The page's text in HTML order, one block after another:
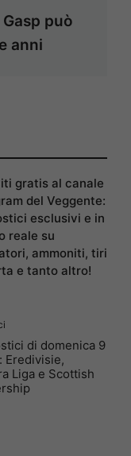
può
anni
gratis al canale
del Veggente:
esclusivi e in
reale su
ammoniti, tiri
e tanto altro!
di domenica 9
Eredivisie,
Liga e Scottish